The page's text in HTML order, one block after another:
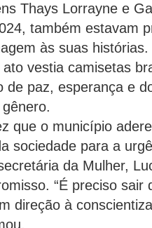
Thays Lorrayne e
também estavam
às suas histórias.
vestia camisetas
de paz, esperança e
que o município
sociedade para a
da Mulher,
“É preciso sair
direção à